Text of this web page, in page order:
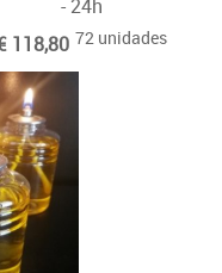
- 24h
118,80 72 unidades